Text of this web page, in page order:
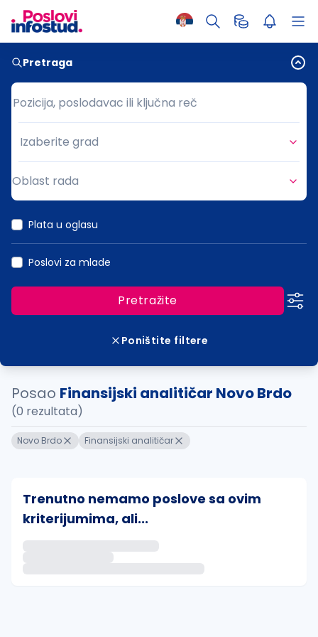
Pretraga
Pozicija, poslodavac ili ključna reč
Pozicija, poslodavac ili ključna reč
Grad
Izaberite grad
Oblast rada
Plata u oglasu
Poslovi za mlade
Pretražite
Poništite filtere
Posao Finansijski analitičar Novo Brdo
(0 rezultata)
Novo Brdo Finansijski analitičar
Trenutno nemamo poslove sa ovim
kriterijumima, ali...